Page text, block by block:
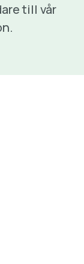
till vår